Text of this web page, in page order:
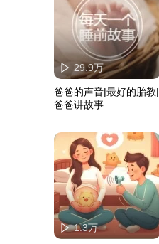
29.9万
爸爸的声音|最好的胎教|
爸爸讲故事
1.3万